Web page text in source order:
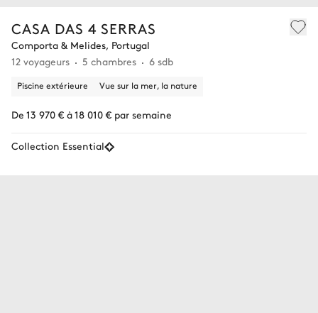
CASA DAS 4 SERRAS
Comporta & Melides, Portugal
12 voyageurs
5 chambres 6 sdb
Piscine extérieure Vue sur la mer, la nature
De 13 970 € à 18 010 € par semaine
Collection Essential